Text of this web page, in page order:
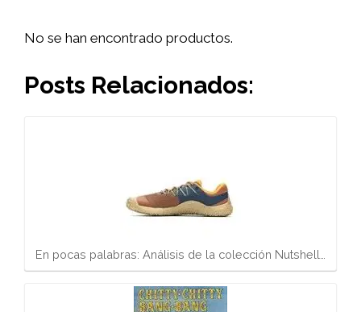
No se han encontrado productos.
Posts Relacionados:
En pocas palabras: Análisis de la colección Nutshell…